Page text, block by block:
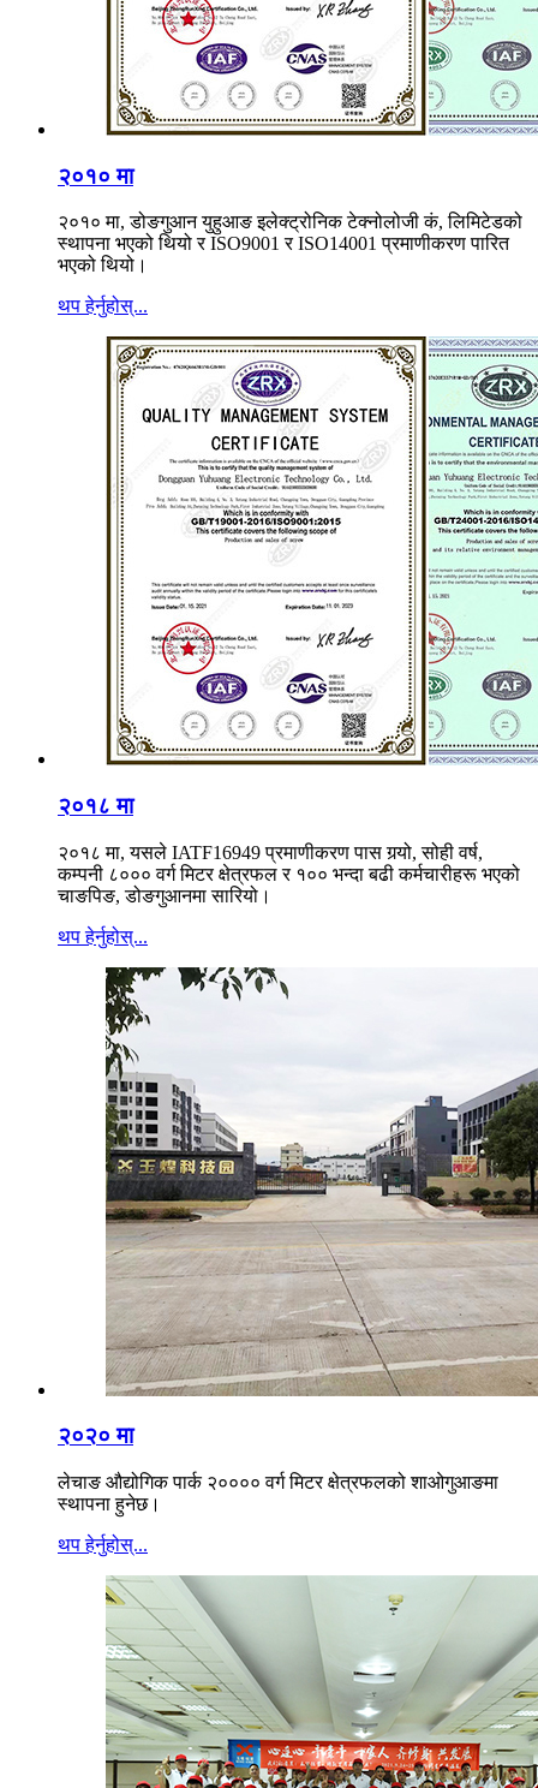
२०१० मा
२०१० मा, डोङगुआन युहुआङ इलेक्ट्रोनिक टेक्नोलोजी कं, लिमिटेडको
स्थापना भएको थियो र ISO9001 र ISO14001 प्रमाणीकरण पारित
भएको थियो।
थप हेर्नुहोस्...
२०१८ मा
२०१८ मा, यसले IATF16949 प्रमाणीकरण पास गर्‍यो, सोही वर्ष,
कम्पनी ८००० वर्ग मिटर क्षेत्रफल र १०० भन्दा बढी कर्मचारीहरू भएको
चाङपिङ, डोङगुआनमा सारियो।
थप हेर्नुहोस्...
२०२० मा
लेचाङ औद्योगिक पार्क २०००० वर्ग मिटर क्षेत्रफलको शाओगुआङमा
स्थापना हुनेछ।
थप हेर्नुहोस्...